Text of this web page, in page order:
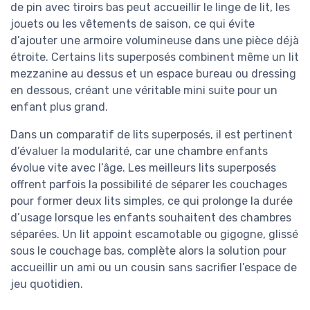
de pin avec tiroirs bas peut accueillir le linge de lit, les
jouets ou les vêtements de saison, ce qui évite
d’ajouter une armoire volumineuse dans une pièce déjà
étroite. Certains lits superposés combinent même un lit
mezzanine au dessus et un espace bureau ou dressing
en dessous, créant une véritable mini suite pour un
enfant plus grand.
Dans un comparatif de lits superposés, il est pertinent
d’évaluer la modularité, car une chambre enfants
évolue vite avec l’âge. Les meilleurs lits superposés
offrent parfois la possibilité de séparer les couchages
pour former deux lits simples, ce qui prolonge la durée
d’usage lorsque les enfants souhaitent des chambres
séparées. Un lit appoint escamotable ou gigogne, glissé
sous le couchage bas, complète alors la solution pour
accueillir un ami ou un cousin sans sacrifier l’espace de
jeu quotidien.